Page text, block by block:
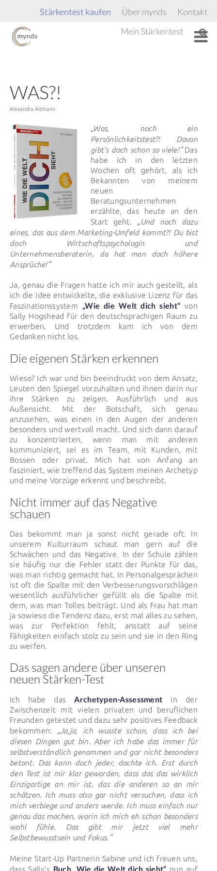
Stärkentest kaufen Über mynds
Kontakt
Mein Stärkentest
WAS?!
Von
Alexandra Altmann
„Was, noch ein
Persönlichkeitstest?! Davon
gibt’s doch schon so viele!“Das
habe ich in den letzten
Wochen oft gehört, als ich
Bekannten von meinem
neuen
Beratungsunternehmen
erzählte, das heute an den
Start geht.
„Und noch dazu
eines, das aus dem Marketing-Umfeld kommt?! Du bist
doch Wirtschaftspsychologin und
Unternehmensberaterin, da hat man doch höhere
Ansprüche!“
Ja, genau die Fragen hatte ich mir auch gestellt, als
ich die Idee entwickelte, die exklusive Lizenz für das
Faszinationssystem „Wie die Welt dich sieht“ von
Sally Hogshead für den deutschsprachigen Raum zu
erwerben. Und trotzdem kam ich von dem
Gedanken nicht los.
Die eigenen Stärken erkennen
Wieso? Ich war und bin beeindruckt von dem Ansatz,
Leuten den Spiegel vorzuhalten und ihnen darin nur
ihre Stärken zu zeigen. Ausführlich und aus
Außensicht. Mit der Botschaft, sich genau
anzusehen, was einen in den Augen der anderen
besonders und wertvoll macht. Und sich dann darauf
zu konzentrierten, wenn man mit anderen
kommuniziert, sei es im Team, mit Kunden, mit
Bossen oder privat. Mich hat von Anfang an
fasziniert, wie treffend das System meinen Archetyp
und meine Vorzüge erkennt und beschreibt.
Nicht immer auf das Negative
schauen
Das bekommt man ja sonst nicht gerade oft. In
unserem Kulturraum schaut man gern auf die
Schwächen und das Negative. In der Schule zählen
sie häufig nur die Fehler statt der Punkte für das,
was man richtig gemacht hat. In Personalgesprächen
ist oft die Spalte mit den Verbesserungsvorschlägen
wesentlich ausführlicher gefüllt als die Spalte mit
dem, was man Tolles beiträgt. Und als Frau hat man
ja sowieso die Tendenz dazu, erst mal alles zu sehen,
was zur Perfektion fehlt, anstatt auf seine
Fähigkeiten einfach stolz zu sein und sie in den Ring
zu werfen.
Das sagen andere über unseren
neuen Stärken-Test
Ich habe dasArchetypen-Assessment in der
Zwischenzeit mit vielen privaten und beruflichen
Freunden getestet und dazu sehr positives Feedback
bekommen: „Ja,ja, ich wusste schon, dass ich bei
diesen Dingen gut bin. Aber ich habe das immer für
selbstverständlich genommen und gar nicht besonders
betont. Das kann doch jeder, dachte ich. Erst durch
den Test ist mir klar geworden, dass das das wirklich
Einzigartige an mir ist, das die anderen so an mir
schätzen. Ich muss also gar nicht versuchen, dass ich
mich verbiege und anders werde. Ich muss einfach nur
genau das machen, worin ich mich eh schon besonders
wohl fühle. Das gibt mir jetzt viel mehr
Selbstbewusstsein und Fokus.“
Meine Start-Up Partnerin Sabine und ich freuen uns,
dass Sally’s Buch „Wie die Welt dich sieht“ nun auf